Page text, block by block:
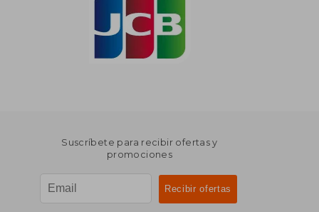
Suscríbete para recibir ofertas y
promociones